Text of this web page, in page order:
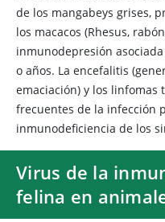
de los mangabeys grises,
los macacos (Rhesus,
inmunodepresión
o años. La encefalitis
emaciación) y los linfomas
frecuentes de la infección
inmunodeficiencia de los
Virus de la
felina en